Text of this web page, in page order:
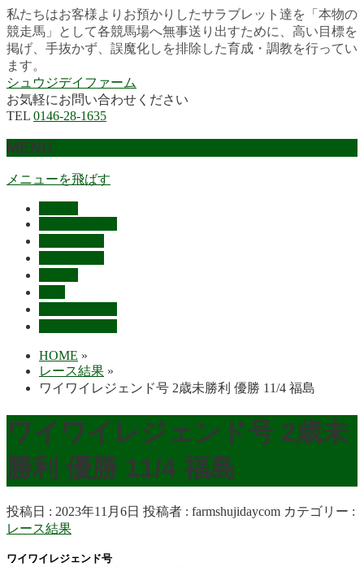
私たちはお客様よりお預かりしたサラブレット達を「本物の
競走馬」として各競馬場へ無事送り出すために、高い目標を
掲げ、手抜かず、誤魔化しを排除した育成・調教を行ってい
ます。
シュウジデイファーム
お気軽にお問い合わせください
TEL 0146-28-1635
MENU
メニューを飛ばす
HOME »
レース結果 »
ワイワイレジェンド号 2歳未勝利 優勝 11/4 福島
ワイワイレジェンド号 2歳未
勝利 優勝 11/4 福島
投稿日 : 2023年11月6日 投稿者 : farmshujidaycom カテゴリー :
レース結果
ワイワイレジェンド号